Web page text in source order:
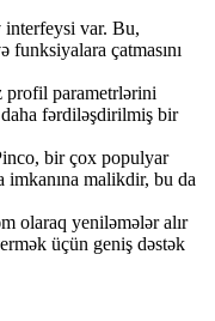
var. Bu,
funksiyalara çatmasını
profil parametrlərini
fərdiləşdirilmiş bir
bir çox populyar
imkanına malikdir, bu da
olaraq yeniləmələr alır
üçün geniş dəstək